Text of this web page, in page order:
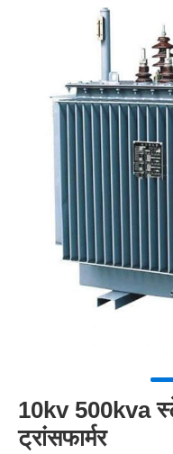
10kv 500kva
ट्रांसफार्मर